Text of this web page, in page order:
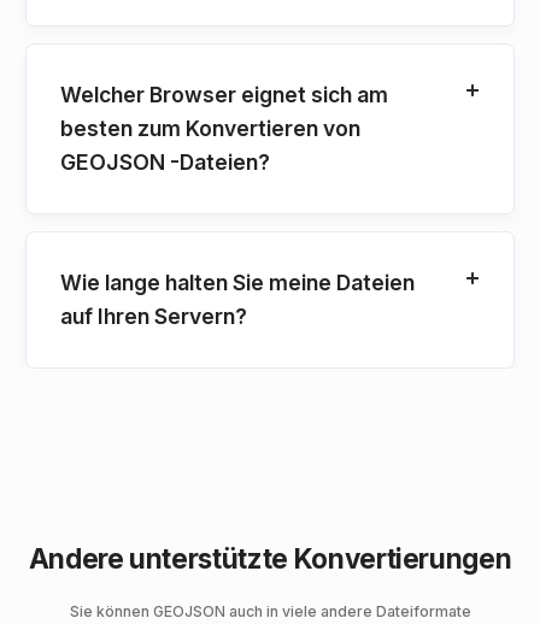
Welcher Browser eignet sich am
besten zum Konvertieren von
GEOJSON -Dateien?
Wie lange halten Sie meine Dateien
auf Ihren Servern?
Andere unterstützte Konvertierungen
Sie können GEOJSON auch in viele andere Dateiformate